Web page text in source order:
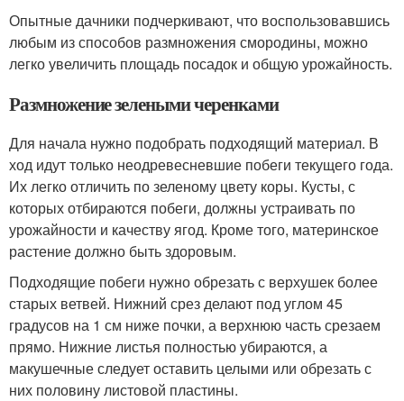
Опытные дачники подчеркивают, что воспользовавшись
любым из способов размножения смородины, можно
легко увеличить площадь посадок и общую урожайность.
Размножение зелеными черенками
Для начала нужно подобрать подходящий материал. В
ход идут только неодревесневшие побеги текущего года.
Их легко отличить по зеленому цвету коры. Кусты, с
которых отбираются побеги, должны устраивать по
урожайности и качеству ягод. Кроме того, материнское
растение должно быть здоровым.
Подходящие побеги нужно обрезать с верхушек более
старых ветвей. Нижний срез делают под углом 45
градусов на 1 см ниже почки, а верхнюю часть срезаем
прямо. Нижние листья полностью убираются, а
макушечные следует оставить целыми или обрезать с
них половину листовой пластины.